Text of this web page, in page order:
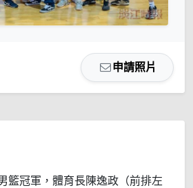
申請照片
籃冠軍，體育長陳逸政（前排左